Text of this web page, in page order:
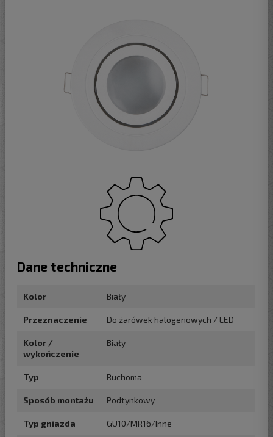
Dane techniczne
Kolor Biały
Przeznaczenie Do żarówek halogenowych / LED
Kolor /
wykończenie
Biały
Typ Ruchoma
Sposób montażu Podtynkowy
Typ gniazda GU10/MR16/Inne